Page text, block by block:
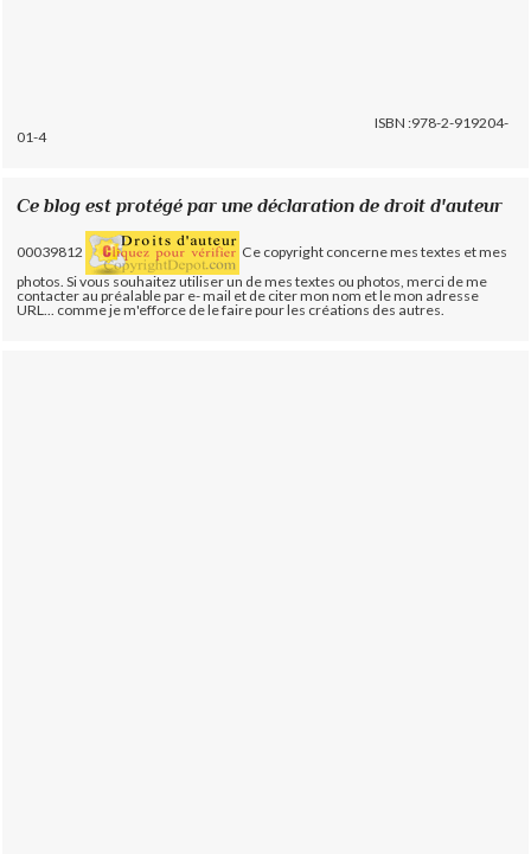
ISBN :978-2-919204-
01-4
Ce blog est protégé par une déclaration de droit d'auteur
00039812
Ce copyright concerne mes textes et mes
photos. Si vous souhaitez utiliser un de mes textes ou photos, merci de me
contacter au préalable par e- mail et de citer mon nom et le mon adresse
URL... comme je m'efforce de le faire pour les créations des autres.